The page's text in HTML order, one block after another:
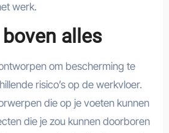
werk.
alles
om bescherming te
risico’s op de werkvloer.
die op je voeten kunnen
die je zou kunnen doorboren